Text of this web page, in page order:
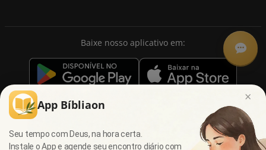
Baixe nosso aplicativo em:
×
App Bíbliaon
Seu tempo com Deus, na hora certa.
Instale o App e agende seu encontro diário com